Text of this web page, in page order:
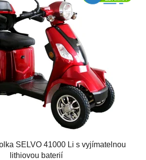
SELVO 41000 Li s vyjímatelnou
lithiovou baterií